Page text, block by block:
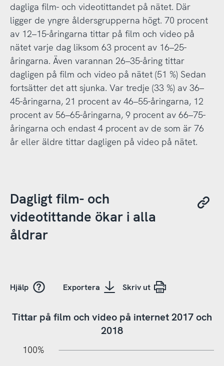
dagliga film- och videotittandet på nätet. Där
ligger de yngre åldersgrupperna högt. 70 procent
av 12–15-åringarna tittar på film och video på
nätet varje dag liksom 63 procent av 16–25-
åringarna. Även varannan 26–35-åring tittar
dagligen på film och video på nätet (51 %) Sedan
fortsätter det att sjunka. Var tredje (33 %) av 36–
45-åringarna, 21 procent av 46–55-åringarna, 12
procent av 56–65-åringarna, 9 procent av 66–75-
åringarna och endast 4 procent av de som är 76
år eller äldre tittar dagligen på video på nätet.
Dagligt film- och
videotittande ökar i alla
åldrar
Hjälp Exportera Skriv ut
Tittar på film och video på internet 2017 och
2018
100%